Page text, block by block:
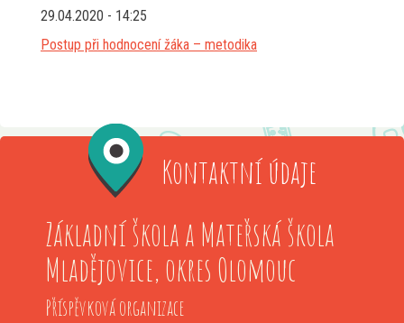
29.04.2020 - 14:25
Postup při hodnocení žáka – metodika
Kontaktní údaje
Základní škola a Mateřská škola
Mladějovice, okres Olomouc
Příspěvková organizace